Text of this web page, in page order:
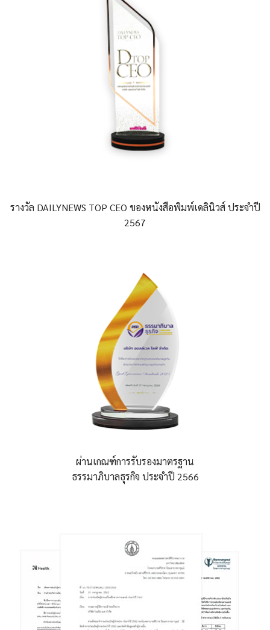
รางวัล DAILYNEWS TOP CEO ของหนังสือพิมพ์เดลินิวส์ประจำปี
2567
ผ่านเกณฑ์การรับรองมาตรฐาน
ธรรมาภิบาลธุรกิจ ประจำปี 2566